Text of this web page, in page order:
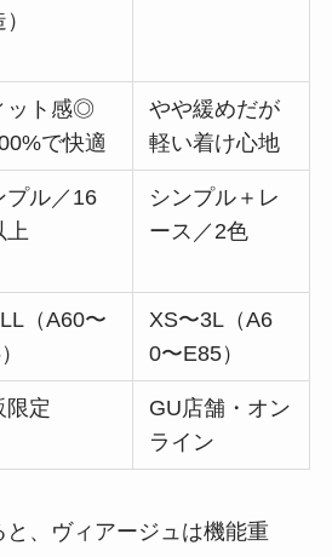
ット感◎
で快適
やや緩めだが
軽い着け心地
プル／16
上
シンプル＋レ
ース／2色
（A60〜
XS〜3L（A6
0〜E85）
限定
GU店舗・オン
ライン
、ヴィアージュは機能重